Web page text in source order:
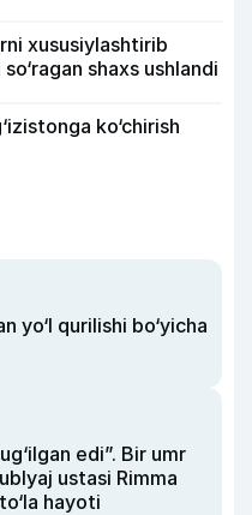
xususiylashtirib
shaxs ushlandi
ko‘chirish
yo‘l qurilishi bo‘yicha
edi”. Bir umr
ustasi Rimma
hayoti